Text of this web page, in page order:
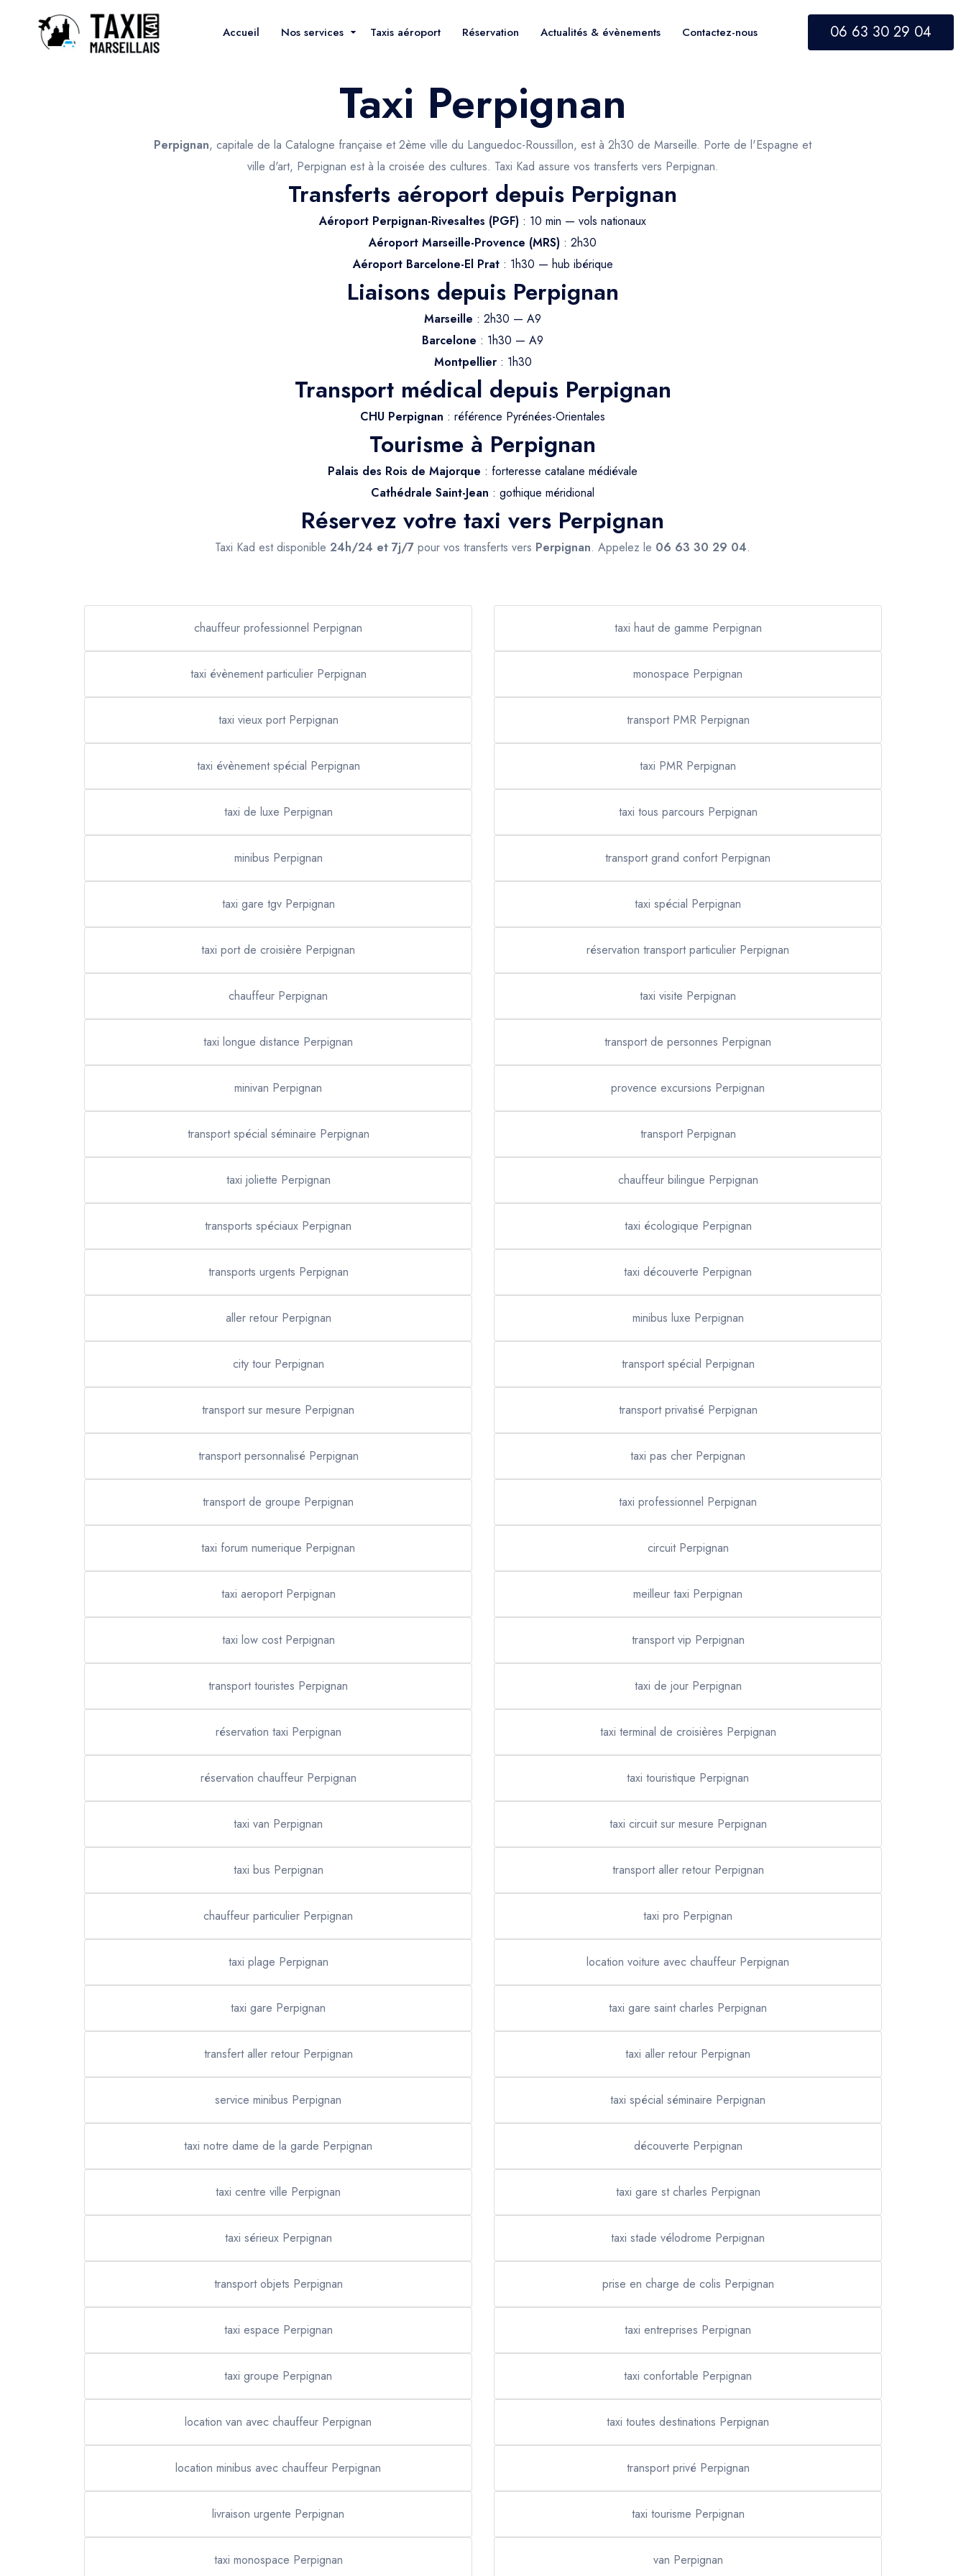
Accueil Nos services Taxis aéroport Réservation Actualités & évènements Contactez-nous 06 63 30 29 04
Taxi Perpignan
Perpignan, capitale de la Catalogne française et 2ème ville du Languedoc-Roussillon, est à 2h30 de Marseille. Porte de l'Espagne et
ville d'art, Perpignan est à la croisée des cultures. Taxi Kad assure vos transferts vers Perpignan.
Transferts aéroport depuis Perpignan
Aéroport Perpignan-Rivesaltes (PGF) : 10 min — vols nationaux
Aéroport Marseille-Provence (MRS) : 2h30
Aéroport Barcelone-El Prat: 1h30 — hub ibérique
Liaisons depuis Perpignan
Marseille : 2h30 — A9
Barcelone : 1h30 — A9
Montpellier: 1h30
Transport médical depuis Perpignan
CHU Perpignan : référence Pyrénées-Orientales
Tourisme à Perpignan
Palais des Rois de Majorque : forteresse catalane médiévale
Cathédrale Saint-Jean : gothique méridional
Réservez votre taxi vers Perpignan
Taxi Kad est disponible24h/24 et 7j/7 pour vos transferts vers Perpignan. Appelez le 06 63 30 29 04.
chauffeur professionnel Perpignan taxi haut de gamme Perpignan
taxi évènement particulier Perpignan monospace Perpignan
taxi vieux port Perpignan transport PMR Perpignan
taxi évènement spécial Perpignan taxi PMR Perpignan
taxi de luxe Perpignan taxi tous parcours Perpignan
minibus Perpignan transport grand confort Perpignan
taxi gare tgv Perpignan taxi spécial Perpignan
taxi port de croisière Perpignan réservation transport particulier Perpignan
chauffeur Perpignan taxi visite Perpignan
taxi longue distance Perpignan transport de personnes Perpignan
minivan Perpignan provence excursions Perpignan
transport spécial séminaire Perpignan transport Perpignan
taxi joliette Perpignan chauffeur bilingue Perpignan
transports spéciaux Perpignan taxi écologique Perpignan
transports urgents Perpignan taxi découverte Perpignan
aller retour Perpignan minibus luxe Perpignan
city tour Perpignan transport spécial Perpignan
transport sur mesure Perpignan transport privatisé Perpignan
transport personnalisé Perpignan taxi pas cher Perpignan
transport de groupe Perpignan taxi professionnel Perpignan
taxi forum numerique Perpignan circuit Perpignan
taxi aeroport Perpignan meilleur taxi Perpignan
taxi low cost Perpignan transport vip Perpignan
transport touristes Perpignan taxi de jour Perpignan
réservation taxi Perpignan taxi terminal de croisières Perpignan
réservation chauffeur Perpignan taxi touristique Perpignan
taxi van Perpignan taxi circuit sur mesure Perpignan
taxi bus Perpignan transport aller retour Perpignan
chauffeur particulier Perpignan taxi pro Perpignan
taxi plage Perpignan location voiture avec chauffeur Perpignan
taxi gare Perpignan taxi gare saint charles Perpignan
transfert aller retour Perpignan taxi aller retour Perpignan
service minibus Perpignan taxi spécial séminaire Perpignan
taxi notre dame de la garde Perpignan découverte Perpignan
taxi centre ville Perpignan taxi gare st charles Perpignan
taxi sérieux Perpignan taxi stade vélodrome Perpignan
transport objets Perpignan prise en charge de colis Perpignan
taxi espace Perpignan taxi entreprises Perpignan
taxi groupe Perpignan taxi confortable Perpignan
location van avec chauffeur Perpignan taxi toutes destinations Perpignan
location minibus avec chauffeur Perpignan transport privé Perpignan
livraison urgente Perpignan taxi tourisme Perpignan
taxi monospace Perpignan van Perpignan